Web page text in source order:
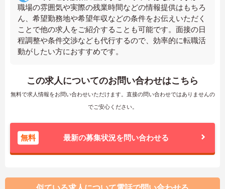
職場の雰囲気や実際の残業時間などの情報提供はもちろ
ん、希望勤務地や希望年収などの条件をお伝えいただく
ことで他の求人をご紹介することも可能です。面接の日
程調整や条件交渉なども代行するので、効率的に転職活
動がしたい方におすすめです。
この求人についてのお問い合わせはこちら
無料で求人情報をお問い合わせいただけます。直接の問い合わせではありませんの
でご安心ください。
無料 最新の募集状況を問い合わせる